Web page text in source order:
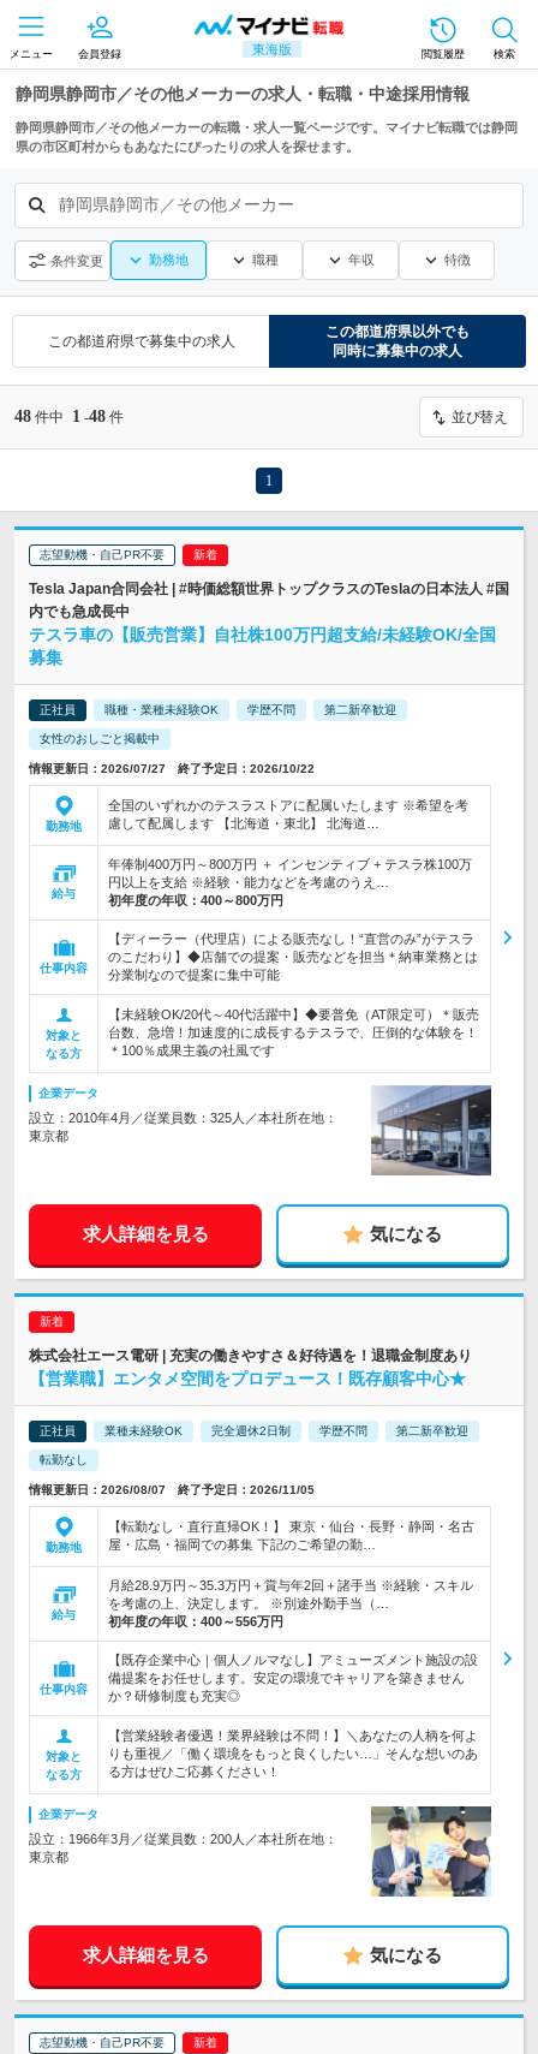
東海版
メニュー 会員登録 閲覧履歴 検索
静岡県静岡市／その他メーカーの求人・転職・中途採用情報
静岡県静岡市／その他メーカーの転職・求人一覧ページです。マイナビ転職では静岡
県の市区町村からもあなたにぴったりの求人を探せます。
静岡県静岡市／その他メーカー
条件変更 勤務地 職種 年収 特徴
この都道府県で募集中の求人
この都道府県以外でも
同時に募集中の求人
48 件中 1 -48 件 並び替え
1
志望動機・自己PR不要
Tesla Japan合同会社 | #時価総額世界トップクラスのTeslaの日本法人 #国
内でも急成長中
テスラ車の【販売営業】自社株100万円超支給/未経験OK/全国
募集
正社員 職種・業種未経験OK 学歴不問 第二新卒歓迎
女性のおしごと掲載中
情報更新日：2026/07/27 終了予定日：2026/10/22
勤務地
全国のいずれかのテスラストアに配属いたします ※希望を考
慮して配属します 【北海道・東北】 北海道…
給与
年俸制400万円～800万円 ＋ インセンティブ + テスラ株100万
円以上を支給 ※経験・能力などを考慮のうえ…
初年度の年収： 400～800万円
仕事内容
【ディーラー（代理店）による販売なし！“直営のみ”がテスラ
のこだわり】◆店舗での提案・販売などを担当＊納車業務とは
分業制なので提案に集中可能
対象と
なる方
【未経験OK/20代～40代活躍中】◆要普免（AT限定可）＊販売
台数、急増！加速度的に成長するテスラで、圧倒的な体験を！
＊100％成果主義の社風です
企業データ
設立：2010年4月／従業員数：325人／本社所在地：
東京都
求人詳細を見る 気になる
株式会社エース電研 | 充実の働きやすさ＆好待遇を！退職金制度あり
【営業職】エンタメ空間をプロデュース！既存顧客中心★
正社員 業種未経験OK 完全週休2日制 学歴不問 第二新卒歓迎
転勤なし
情報更新日：2026/08/07 終了予定日：2026/11/05
勤務地
【転勤なし・直行直帰OK！】 東京・仙台・長野・静岡・名古
屋・広島・福岡での募集 下記のご希望の勤…
給与
月給28.9万円～35.3万円＋賞与年2回＋諸手当 ※経験・スキル
を考慮の上、決定します。 ※別途外勤手当（…
初年度の年収： 400～556万円
仕事内容
【既存企業中心｜個人ノルマなし】アミューズメント施設の設
備提案をお任せします。安定の環境でキャリアを築きません
か？研修制度も充実◎
対象と
なる方
【営業経験者優遇！業界経験は不問！】＼あなたの人柄を何よ
りも重視／「働く環境をもっと良くしたい…」そんな想いのあ
る方はぜひご応募ください！
企業データ
設立：1966年3月／従業員数：200人／本社所在地：
東京都
求人詳細を見る 気になる
志望動機・自己PR不要